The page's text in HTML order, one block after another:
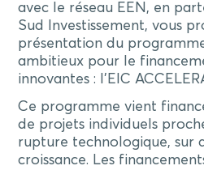
avec le réseau EEN, en
Sud Investissement, vous
présentation du
ambitieux pour le
innovantes : l’EIC
Ce programme vient
de projets individuels
rupture technologique, sur
croissance. Les